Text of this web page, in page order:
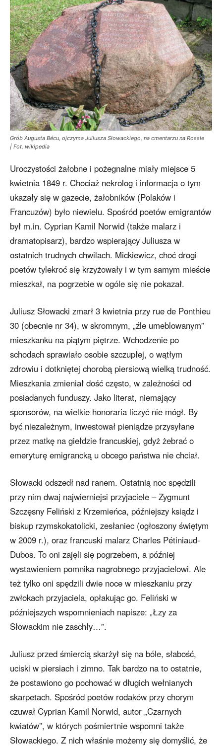
Grób Augusta Bécu, ojczyma Juliusza Słowackiego, na cmentarzu na Rossie
| Fot. wikipedia
Uroczystości żałobne i pożegnalne miały miejsce 5
kwietnia 1849 r. Chociaż nekrolog i informacja o tym
ukazały się w gazecie, żałobników (Polaków i
Francuzów) było niewielu. Spośród poetów emigrantów
był m.in. Cyprian Kamil Norwid (także malarz i
dramatopisarz), bardzo wspierający Juliusza w
ostatnich trudnych chwilach. Mickiewicz, choć drogi
poetów tylekroć się krzyżowały i w tym samym mieście
mieszkał, na pogrzebie w ogóle się nie pokazał.
Juliusz Słowacki zmarł 3 kwietnia przy rue de Ponthieu
30 (obecnie nr 34), w skromnym, „źle umeblowanym”
mieszkanku na piątym piętrze. Wchodzenie po
schodach sprawiało osobie szczupłej, o wątłym
zdrowiu i dotkniętej chorobą piersiową wielką trudność.
Mieszkania zmieniał dość często, w zależności od
posiadanych funduszy. Jako literat, niemający
sponsorów, na wielkie honoraria liczyć nie mógł. By
być niezależnym, inwestował pieniądze przysyłane
przez matkę na giełdzie francuskiej, gdyż żebrać o
emeryturę emigrancką u obcego państwa nie chciał.
Słowacki odszedł nad ranem. Ostatnią noc spędzili
przy nim dwaj najwierniejsi przyjaciele – Zygmunt
Szczęsny Feliński z Krzemieńca, późniejszy ksiądz i
biskup rzymskokatolicki, zesłaniec (ogłoszony świętym
w 2009 r.), oraz francuski malarz Charles Pétiniaud-
Dubos. To oni zajęli się pogrzebem, a później
wystawieniem pomnika nagrobnego przyjacielowi. Ale
też tylko oni spędzili dwie noce w mieszkaniu przy
zwłokach przyjaciela, opłakując go. Feliński w
późniejszych wspomnieniach napisze: „Łzy za
Słowackim nie zaschły…”.
Juliusz przed śmiercią skarżył się na bóle, słabość,
uciski w piersiach i zimno. Tak bardzo na to ostatnie,
że postawiono go pochować w długich wełnianych
skarpetach. Spośród poetów rodaków przy chorym
czuwał Cyprian Kamil Norwid, autor „Czarnych
kwiatów”, w których pośmiertnie wspomni także
Słowackiego. Z nich właśnie możemy się domyślić, że